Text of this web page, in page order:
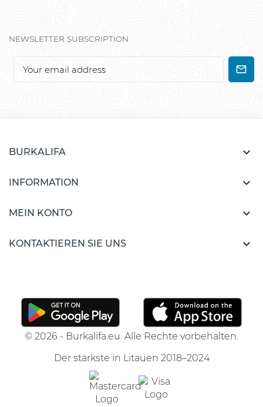
NEWSLETTER SUBSCRIPTION
BURKALIFA 
INFORMATION 
MEIN KONTO 
KONTAKTIEREN SIE UNS 
© 2026 - Burkalifa.eu. Alle Rechte vorbehalten.
Der stärkste in Litauen 2018–2024